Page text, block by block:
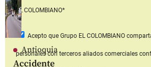
Antioquia
Accidente
EL COLOMBIANO*
Acepto que Grupo EL COLOMBIANO
personales con terceros aliados comerciales